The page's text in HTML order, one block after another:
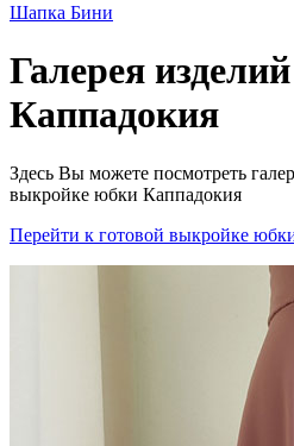
Шапка Бини
Галерея
Каппадокия
Здесь Вы можете посмотреть
выкройке юбки Каппадокия
Перейти к готовой выкройке